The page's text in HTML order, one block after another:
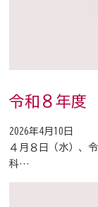
令和８年度
2026年4月10日
４月８日（水）、
科…